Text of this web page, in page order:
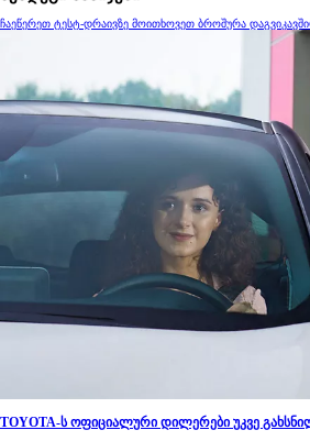
ჩაეწერეთ ტესტ-დრაივზე მოითხოვეთ ბროშურა
TOYOTA-ს ოფიციალური დილერები უკვე